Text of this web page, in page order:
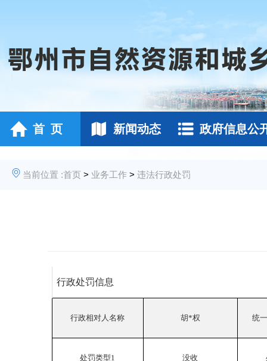
首 页 新闻动态 政府信息公
当前位置 :首页 > 业务工作 > 违法行政处罚
行政处罚信息
行政相对人名称 胡*权 统
处罚类型1 没收